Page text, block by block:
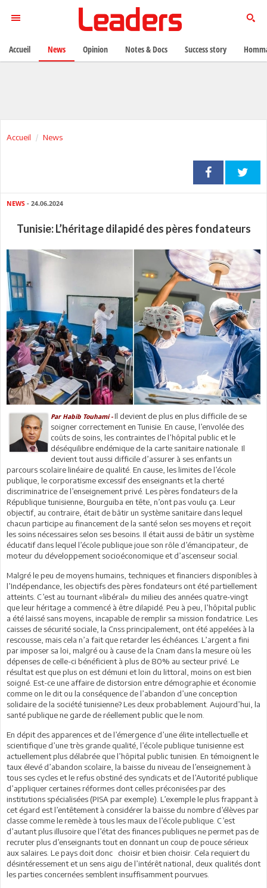
Accueil News
NEWS - 24.06.2024
Tunisie: L’héritage dilapidé des pères fondateurs
Par Habib Touhami -Il devient de plus en plus difficile de se
soigner correctement en Tunisie. En cause, l’envolée des
coûts de soins, les contraintes de l’hôpital public et le
déséquilibre endémique de la carte sanitaire nationale. Il
devient tout aussi difficile d’assurer à ses enfants un
parcours scolaire linéaire de qualité. En cause, les limites de l’école
publique, le corporatisme excessif des enseignants et la cherté
discriminatrice de l’enseignement privé. Les pères fondateurs de la
République tunisienne, Bourguiba en tête, n’ont pas voulu ça. Leur
objectif, au contraire, était de bâtir un système sanitaire dans lequel
chacun participe au financement de la santé selon ses moyens et reçoit
les soins nécessaires selon ses besoins. Il était aussi de bâtir un système
éducatif dans lequel l’école publique joue son rôle d’émancipateur, de
moteur du développement socioéconomique et d’ascenseur social.
Malgré le peu de moyens humains, techniques et financiers disponibles à
l’Indépendance, les objectifs des pères fondateurs ont été partiellement
atteints. C’est au tournant «libéral» du milieu des années quatre-vingt
que leur héritage a commencé à être dilapidé. Peu à peu, l’hôpital public
a été laissé sans moyens, incapable de remplir sa mission fondatrice. Les
caisses de sécurité sociale, la Cnss principalement, ont été appelées à la
rescousse, mais cela n’a fait que retarder les échéances. L’argent a fini
par imposer sa loi, malgré ou à cause de la Cnam dans la mesure où les
dépenses de celle-ci bénéficient à plus de 80% au secteur privé. Le
résultat est que plus on est démuni et loin du littoral, moins on est bien
soigné. Est-ce une affaire de distorsion entre démographie et économie
comme on le dit ou la conséquence de l’abandon d’une conception
solidaire de la société tunisienne? Les deux probablement. Aujourd’hui, la
santé publique ne garde de réellement public que le nom.
En dépit des apparences et de l’émergence d’une élite intellectuelle et
scientifique d’une très grande qualité, l’école publique tunisienne est
actuellement plus délabrée que l’hôpital public tunisien. En témoignent le
taux élevé d’abandon scolaire, la baisse du niveau de l’enseignement à
tous ses cycles et le refus obstiné des syndicats et de l’Autorité publique
d’appliquer certaines réformes dont celles préconisées par des
institutions spécialisées (PISA par exemple). L’exemple le plus frappant à
cet égard est l’entêtement à considérer la baisse du nombre d’élèves par
classe comme le remède à tous les maux de l’école publique. C’est
d’autant plus illusoire que l’état des finances publiques ne permet pas de
recruter plus d’enseignants tout en donnant un coup de pouce sérieux
aux salaires. Le pays doit donc choisir et bien choisir. Cela requiert du
désintéressement et un sens aigu de l’intérêt national, deux qualités dont
les parties concernées semblent insuffisamment pourvues.
Accueil News Opinion Notes & Docs Success story